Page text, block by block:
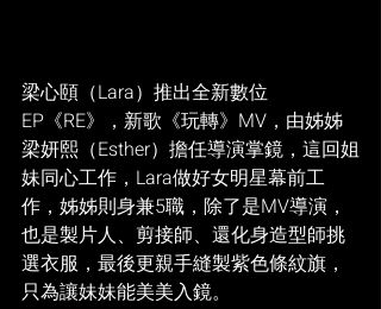
梁心頤（Lara）推出全新數位
EP《RE》，新歌《玩轉》MV，由姊姊
梁妍熙（Esther）擔任導演掌鏡，這回姐
妹同心工作，Lara做好女明星幕前工
作，姊姊則身兼5職，除了是MV導演，
也是製片人、剪接師、還化身造型師挑
選衣服，最後更親手縫製紫色條紋旗，
只為讓妹妹能美美入鏡。